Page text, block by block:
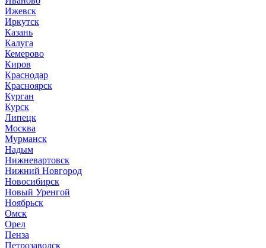
Ижевск
Иркутск
Казань
Калуга
Кемерово
Киров
Краснодар
Красноярск
Курган
Курск
Липецк
Москва
Мурманск
Надым
Нижневартовск
Нижний Новгород
Новосибирск
Новый Уренгой
Ноябрьск
Омск
Орел
Пенза
Петрозаводск